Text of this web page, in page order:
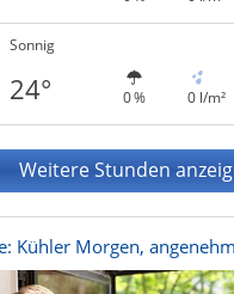
Sonnig
24° 0 % 0 l/m²
Weitere Stunden
Kühler Morgen,